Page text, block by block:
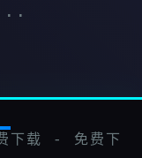
...
下载 - 免费下